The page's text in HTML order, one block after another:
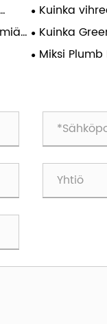
Kuinka
parantaa
työmailla
Kuinka
lasertaso
rakentamis-
Miksi